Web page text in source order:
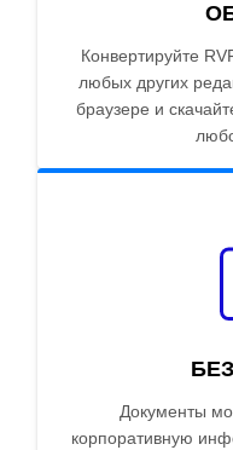
Конвертируйте
любых других
браузере и
Документы
корпоративную